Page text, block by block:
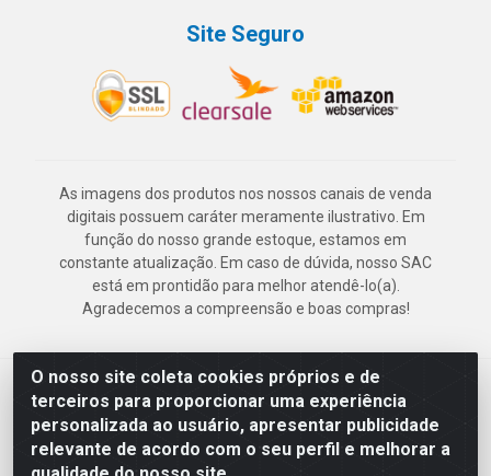
O nosso site coleta cookies próprios e de
terceiros para proporcionar uma experiência
personalizada ao usuário, apresentar publicidade
relevante de acordo com o seu perfil e melhorar a
Site Seguro
As imagens dos produtos nos nossos canais de venda
digitais possuem caráter meramente ilustrativo. Em
função do nosso grande estoque, estamos em
constante atualização. Em caso de dúvida, nosso SAC
está em prontidão para melhor atendê-lo(a).
Agradecemos a compreensão e boas compras!
Deskontão Atacado - Av. Marechal Mascarenhas de Morais, 2471 -
Imbiribeira - Recife/PE - CEP 51.150-001 - CNPJ 24.150.377/0003-
57